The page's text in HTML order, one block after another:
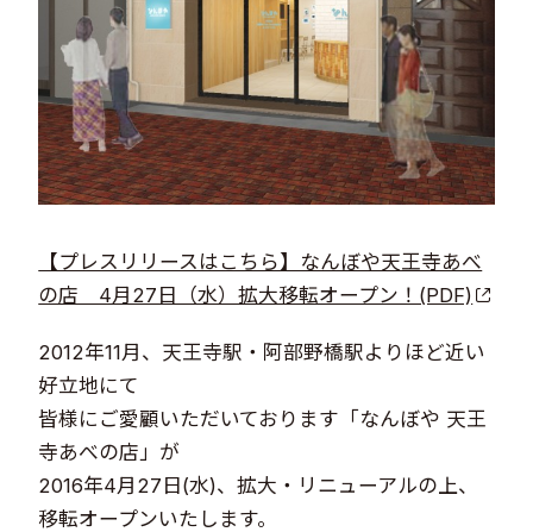
【プレスリリースはこちら】なんぼや天王寺あべ
の店 4月27日（水）拡大移転オープン！(PDF)
2012年11月、天王寺駅・阿部野橋駅よりほど近い
好立地にて
皆様にご愛顧いただいております「なんぼや 天王
寺あべの店」が
2016年4月27日(水)、拡大・リニューアルの上、
移転オープンいたします。